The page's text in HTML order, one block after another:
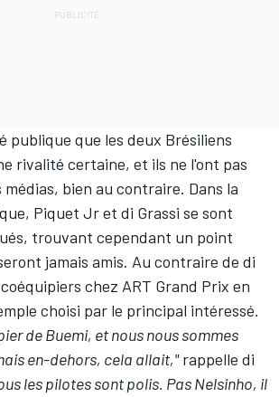
publique que les deux Brésiliens
rivalité certaine, et ils ne l'ont pas
bien au contraire. Dans la
Piquet Jr et di Grassi se sont
trouvant cependant un point
jamais amis. Au contraire de di
chez ART Grand Prix en
choisi par le principal intéressé.
de Buemi, et nous nous sommes
en-dehors, cela allait,"rappelle di
les pilotes sont polis. Pas Nelsinho, il